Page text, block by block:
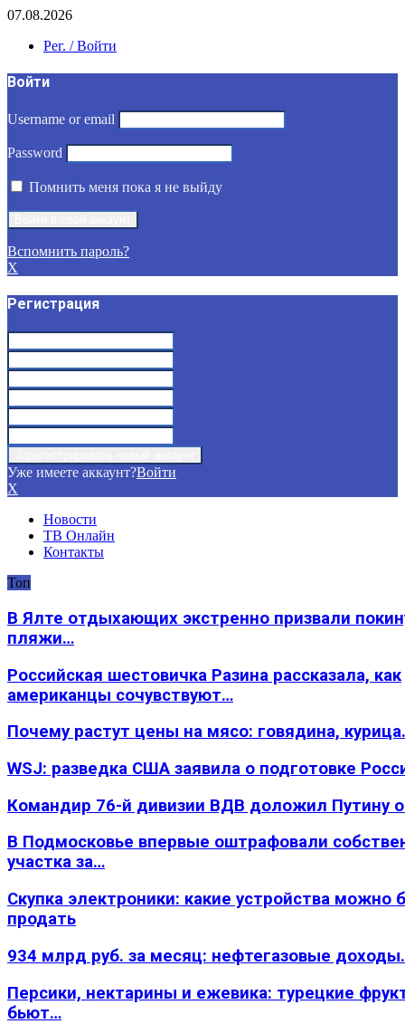
07.08.2026
Рег. / Войти
Войти
Username or email
Password
Помнить меня пока я не выйду
Вспомнить пароль?
X
Регистрация
Уже имеете аккаунт?Войти
X
Новости
ТВ Онлайн
Контакты
Топ
В Ялте отдыхающих экстренно призвали
пляжи…
Российская шестовичка Разина рассказала, как
американцы сочувствуют…
Почему растут цены на мясо: говядина,
WSJ: разведка США заявила о подготовке
Командир 76-й дивизии ВДВ доложил Путину
В Подмосковье впервые оштрафовали
участка за…
Скупка электроники: какие устройства можно
продать
934 млрд руб. за месяц: нефтегазовые
Персики, нектарины и ежевика: турецкие
бьют…